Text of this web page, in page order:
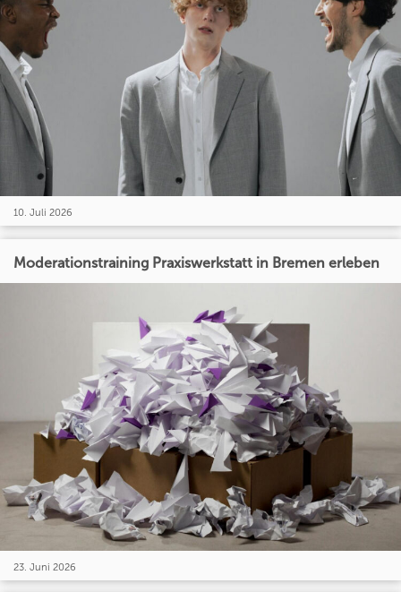
10. Juli 2026
Moderationstraining Praxiswerkstatt in Bremen erleben
23. Juni 2026